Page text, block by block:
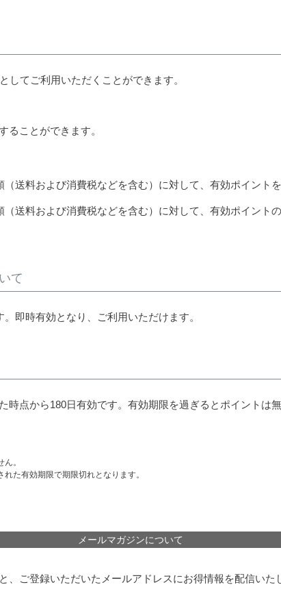
してご利用いただくことができます。
ることができます。
（送料および消費税などを含む）に対して、有効ポイント
（送料および消費税などを含む）に対して、有効ポイント
て
即時有効となり、ご利用いただけます。
時点から180日有効です。有効期限を過ぎるとポイントは
。
た有効期限で期限切れとなります。
メールマガジンについて
、ご登録いただいたメールアドレスにお得情報を配信いた